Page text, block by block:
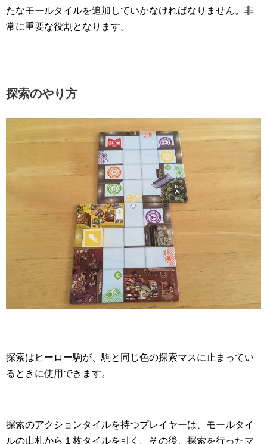
たなモールタイルを追加していかなければなりません。非
常に重要な役割となります。
探索のやり方
探索はヒーロー駒が、駒と同じ色の探索マスに止まってい
るときに使用できます。
探索のアクションタイルを持つプレイヤーは、モールタイ
ルの山札から１枚タイルを引く。その後、探索を行ったマ